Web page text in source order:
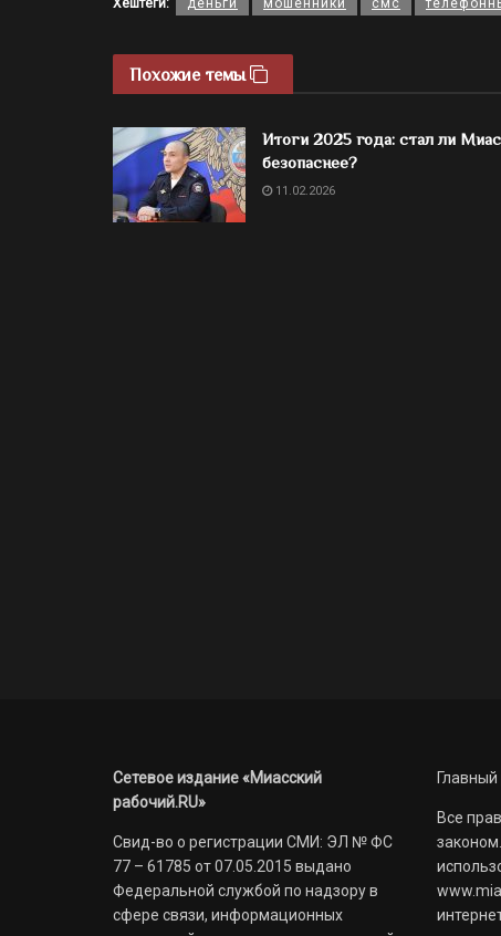
Похожие темы
Итоги 2025 года: стал ли
безопаснее?
11.02.2026
Сетевое издание «Миасский
рабочий.RU»
Свид-во о регистрации СМИ: ЭЛ № ФС
77 – 61785 от 07.05.2015 выдано
Федеральной службой по надзору в
сфере связи, информационных
Все